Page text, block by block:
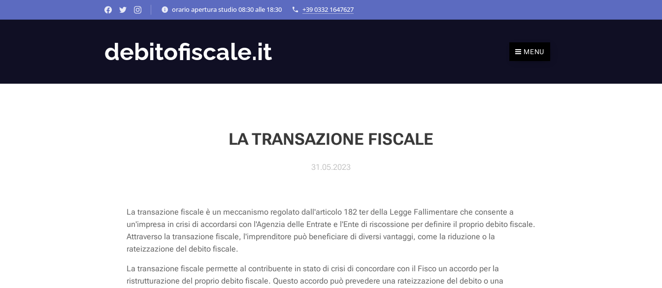
orario apertura studio 08:30 alle 18:30 +39 0332 1647627
debitofiscale.it MENU
LA TRANSAZIONE FISCALE
31.05.2023
La transazione fiscale è un meccanismo regolato dall'articolo 182 ter della Legge Fallimentare che consente a
un'impresa in crisi di accordarsi con l'Agenzia delle Entrate e l'Ente di riscossione per definire il proprio debito fiscale.
Attraverso la transazione fiscale, l'imprenditore può beneficiare di diversi vantaggi, come la riduzione o la
rateizzazione del debito fiscale.
La transazione fiscale permette al contribuente in stato di crisi di concordare con il Fisco un accordo per la
ristrutturazione del proprio debito fiscale. Questo accordo può prevedere una rateizzazione del debito o una